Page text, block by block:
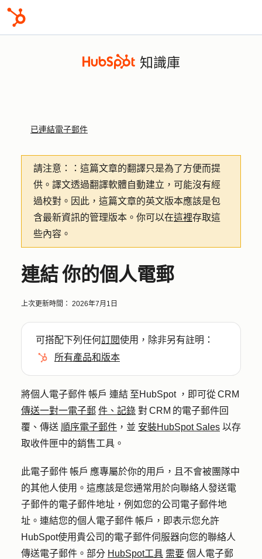
知識庫
已連結電子郵件
請注意：
：這篇文章的翻譯只是為了方便而提
供。譯文透過翻譯軟體自動建立，可能沒有經
過校對。因此，這篇文章的英文版本應該是包
含最新資訊的管理版本。你可以在這裡存取這
些內容。
連結 你的個人電郵
上次更新時間： 2026年7月1日
可搭配下列任何訂閱使用，除非另有註明：
所有產品和版本
將個人電子郵件 帳戶 連結 至HubSpot ，即可從 CRM
傳送一對一電子郵 件、記錄 對 CRM 的電子郵件回
覆、傳送 順序電子郵件 ，並 安裝HubSpot Sales 以存
取收件匣中的銷售工具。
此電子郵件 帳戶 應專屬於你的用戶，且不會被團隊中
的其他人使用。這應該是您通常用於向聯絡人發送電
子郵件的電子郵件地址，例如您的公司電子郵件地
址。連結您的個人電子郵件 帳戶，即表示您允許
HubSpot使用貴公司的電子郵件伺服器向您的聯絡人
傳送電子郵件。部分 HubSpot工具 需要 個人電子郵